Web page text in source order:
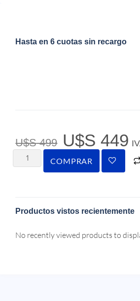
Hasta en 6 cuotas sin recargo
U$S499 U$S 449
COMPRAR
Productos vistos recientemente
No recently viewed products to